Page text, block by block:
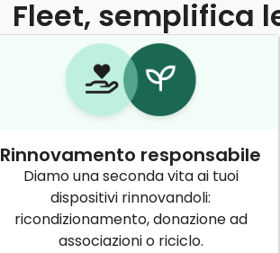
Fleet, semplifica
Rinnovamento responsabile
Diamo una seconda vita ai tuoi
dispositivi rinnovandoli:
ricondizionamento, donazione ad
associazioni o riciclo.